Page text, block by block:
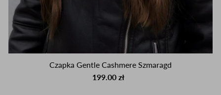
Czapka Gentle Cashmere Szmaragd
199.00 zł